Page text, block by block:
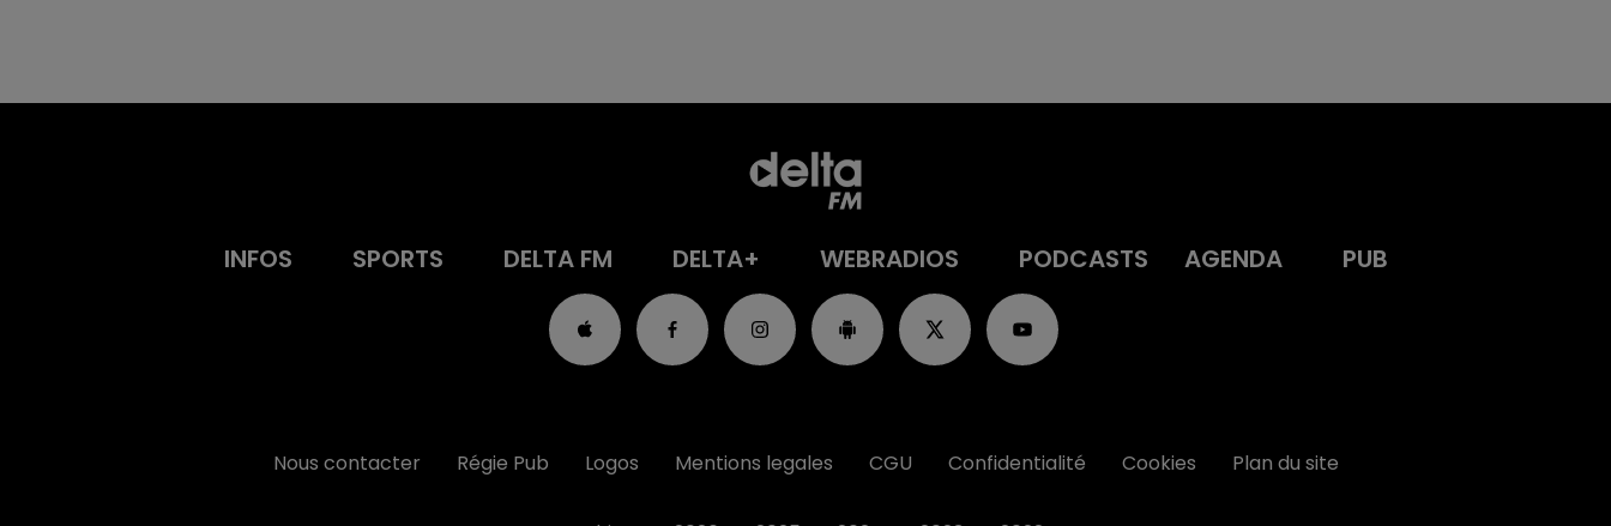
INFOS SPORTS DELTA FM DELTA+ WEBRADIOS PODCASTS AGENDA PUB
Nous contacter Régie Pub Logos Mentions legales CGU Confidentialité Cookies Plan du site